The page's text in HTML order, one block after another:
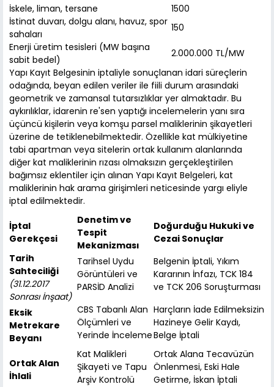
İskele, liman, tersane
1500
İstinat duvarı, dolgu alanı, havuz, spor
sahaları
150
Enerji üretim tesisleri (MW başına
sabit bedel)
2.000.000 TL/MW
Yapı Kayıt Belgesinin iptaliyle sonuçlanan idari süreçlerin
odağında, beyan edilen veriler ile fiili durum arasındaki
geometrik ve zamansal tutarsızlıklar yer almaktadır. Bu
aykırılıklar, idarenin re'sen yaptığı incelemelerin yanı sıra
üçüncü kişilerin veya komşu parsel maliklerinin şikayetleri
üzerine de tetiklenebilmektedir. Özellikle kat mülkiyetine
tabi apartman veya sitelerin ortak kullanım alanlarında
diğer kat maliklerinin rızası olmaksızın gerçekleştirilen
bağımsız eklentiler için alınan Yapı Kayıt Belgeleri, kat
maliklerinin hak arama girişimleri neticesinde yargı eliyle
iptal edilmektedir.
İptal
Gerekçesi
Denetim ve
Tespit
Mekanizması
Doğurduğu Hukuki ve
Cezai Sonuçlar
Tarih
Sahteciliği
(31.12.2017
Sonrası İnşaat)
Tarihsel Uydu
Görüntüleri ve
PARSİD Analizi
Belgenin İptali, Yıkım
Kararının İnfazı, TCK 184
ve TCK 206 Soruşturması
Eksik
Metrekare
Beyanı
CBS Tabanlı Alan
Ölçümleri ve
Yerinde İnceleme
Harçların İade Edilmeksizin
Hazineye Gelir Kaydı,
Belge İptali
Ortak Alan
İhlali
Kat Malikleri
Şikayeti ve Tapu
Arşiv Kontrolü
Ortak Alana Tecavüzün
Önlenmesi, Eski Hale
Getirme, İskan İptali